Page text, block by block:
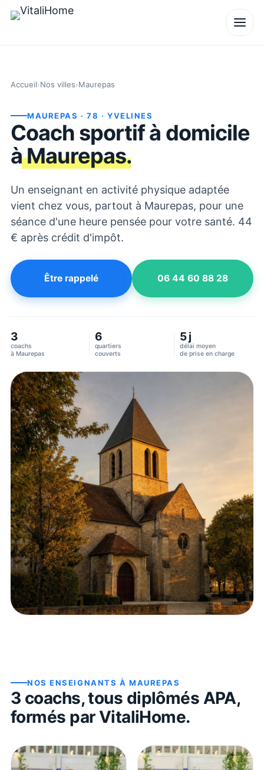
Accueil›Nos villes›Maurepas
MAUREPAS · 78 · YVELINES
Coach sportif à domicile
àMaurepas.
Un enseignant en activité physique adaptée
vient chez vous, partout à Maurepas, pour une
séance d'une heure pensée pour votre santé. 44
€ après crédit d'impôt.
Être rappelé 06 44 60 88 28
3
coachs
à Maurepas
6
quartiers
couverts
5 j
délai moyen
de prise en charge
NOS ENSEIGNANTS ÀMAUREPAS
3 coachs, tous diplômés APA,
formés par VitaliHome.